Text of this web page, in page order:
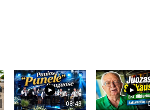
08:43